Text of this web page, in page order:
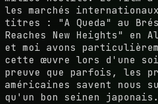
les marchés
titres : "A Queda" au
Reaches New Heights" en
et moi avons
cette œuvre lors d'une
preuve que parfois, les
américaines savent nous
qu'un bon seinen japonais.